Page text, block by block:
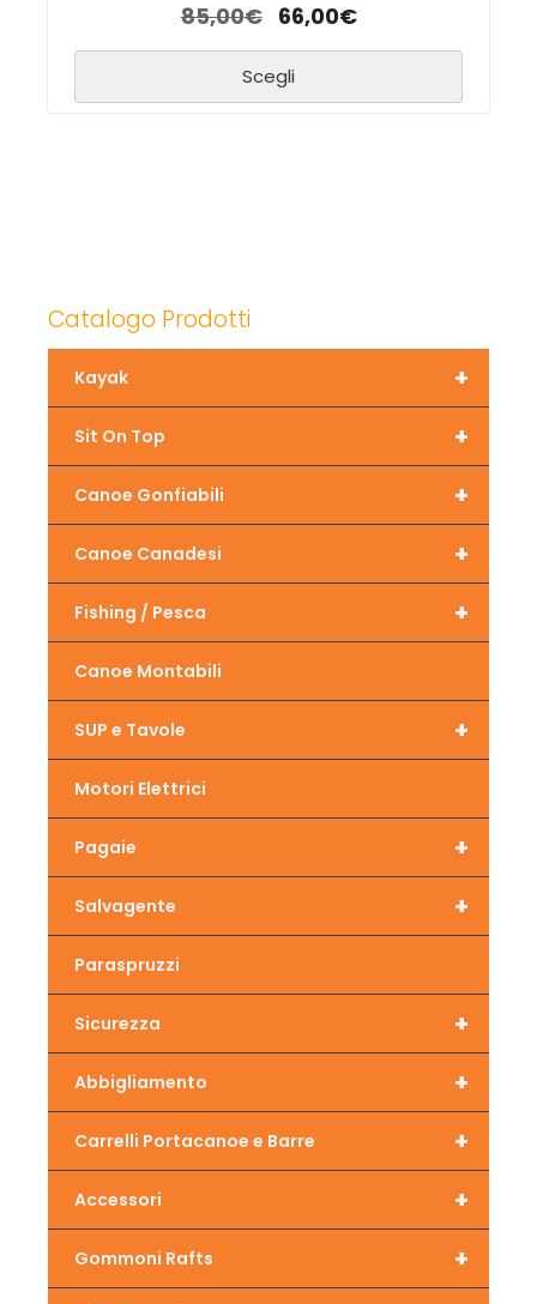
85,00€ 66,00€
Scegli
Catalogo Prodotti
+
Kayak
+
Sit On Top
+
Canoe Gonfiabili
+
Canoe Canadesi
+
Fishing / Pesca
Canoe Montabili
+
SUP e Tavole
Motori Elettrici
+
Pagaie
+
Salvagente
Paraspruzzi
+
Sicurezza
+
Abbigliamento
+
Carrelli Portacanoe e Barre
+
Accessori
+
Gommoni Rafts